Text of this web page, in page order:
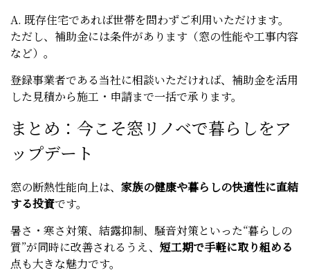
A. 既存住宅であれば世帯を問わずご利用いただけます。
ただし、補助金には条件があります（窓の性能や工事内容
など）。
登録事業者である当社に相談いただければ、補助金を活用
した見積から施工・申請まで一括で承ります。
まとめ：今こそ窓リノベで暮らしをア
ップデート
窓の断熱性能向上は、 家族の健康や暮らしの快適性に直結
する投資です。
暑さ・寒さ対策、結露抑制、騒音対策といった“暮らしの
質”が同時に改善されるうえ、 短工期で手軽に取り組める
点も大きな魅力です。